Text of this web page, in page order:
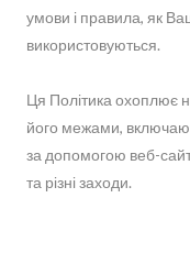
умови і правила, як
використовуються.
Ця Політика охоплює
його межами,
за допомогою веб-
та різні заходи.